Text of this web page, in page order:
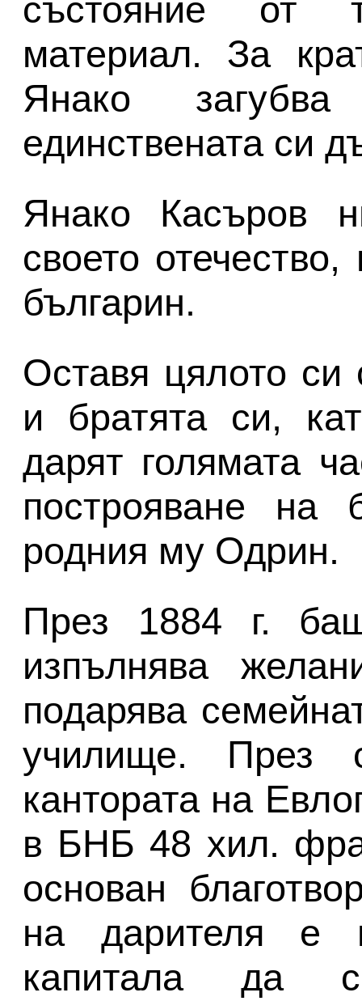
състояние от
материал. За
Янако
единствената си
Янако Касъров
своето
българин.
Оставя цялото
и братята си,
дарят голямата
построяване на
родния му Одрин.
През 1884 г.
изпълнява
подарява
училище. През
кантората на
в БНБ 48 хил.
основан
на дарителя е
капитала да